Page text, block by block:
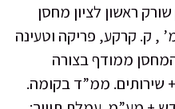
ראשון לציון מחסן
של 400 מ”ר, גובה 10 מ’ , ק. קרקע, פריקה וטעינה
ממודף בצורה
ממ”ד בקומה.